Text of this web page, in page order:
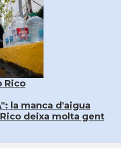
Rico
la manca d'aigua
deixa molta gent